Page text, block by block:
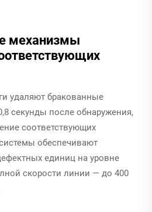
механизмы
удаляют бракованные
секунды после обнаружения,
соответствующих
обеспечивают
единиц на уровне
скорости линии — до 400